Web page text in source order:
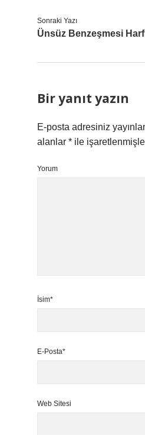
Sonraki Yazı
Ünsüz Benzeşmesi
Bir yanıt yazın
E-posta adresiniz
alanlar * ile
Yorum
İsim*
E-Posta*
Web Sitesi